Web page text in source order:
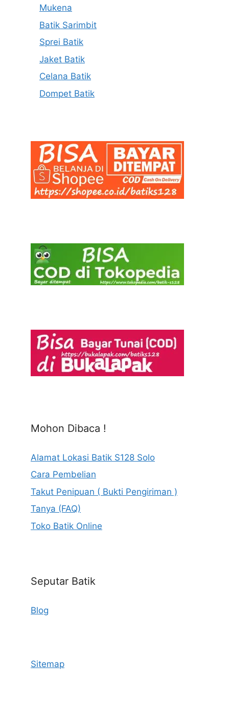
Mukena
Batik Sarimbit
Sprei Batik
Jaket Batik
Celana Batik
Dompet Batik
Mohon Dibaca !
Alamat Lokasi Batik S128 Solo
Cara Pembelian
Takut Penipuan ( Bukti Pengiriman )
Tanya (FAQ)
Toko Batik Online
Seputar Batik
Blog
Sitemap